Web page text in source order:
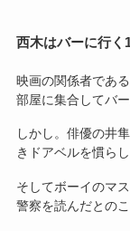
西木はバーに行く
映画の関係者であ
部屋に集合してバ
しかし。俳優の井
きドアベルを慣ら
そしてボーイのマ
警察を読んだとのこ